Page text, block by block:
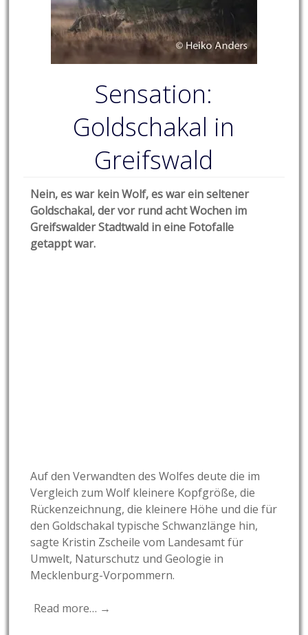
Sensation:
Goldschakal in
Greifswald
Nein, es war kein Wolf, es war ein seltener
Goldschakal, der vor rund acht Wochen im
Greifswalder Stadtwald in eine Fotofalle
getappt war.
Auf den Verwandten des Wolfes deute die im
Vergleich zum Wolf kleinere Kopfgröße, die
Rückenzeichnung, die kleinere Höhe und die für
denGoldschakal typische Schwanzlänge hin,
sagte Kristin Zscheile vom Landesamt für
Umwelt, Naturschutz und Geologie in
Mecklenburg-Vorpommern.
Read more… →